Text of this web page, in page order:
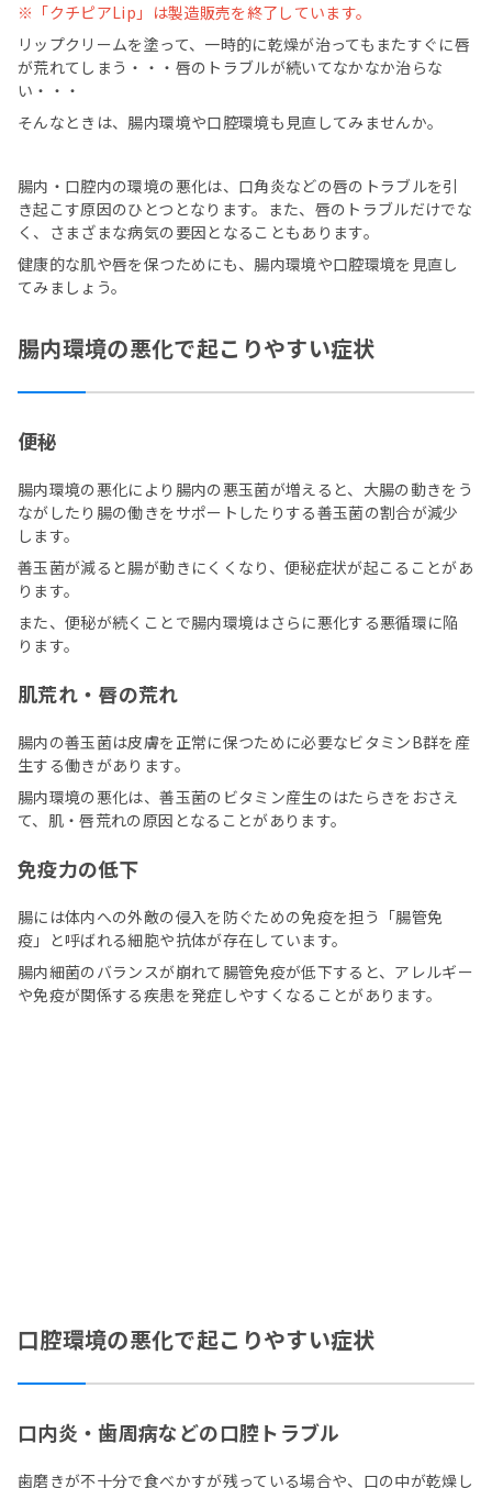
※「クチピアLip」は製造販売を終了しています。
リップクリームを塗って、一時的に乾燥が治ってもまたすぐに唇
が荒れてしまう・・・唇のトラブルが続いてなかなか治らな
い・・・
そんなときは、腸内環境や口腔環境も見直してみませんか。
腸内・口腔内の環境の悪化は、口角炎などの唇のトラブルを引
き起こす原因のひとつとなります。また、唇のトラブルだけでな
く、さまざまな病気の要因となることもあります。
健康的な肌や唇を保つためにも、腸内環境や口腔環境を見直し
てみましょう。
腸内環境の悪化で起こりやすい症状
便秘
腸内環境の悪化により腸内の悪玉菌が増えると、大腸の動きをう
ながしたり腸の働きをサポートしたりする善玉菌の割合が減少
します。
善玉菌が減ると腸が動きにくくなり、便秘症状が起こることがあ
ります。
また、便秘が続くことで腸内環境はさらに悪化する悪循環に陥
ります。
肌荒れ・唇の荒れ
腸内の善玉菌は皮膚を正常に保つために必要なビタミンB群を産
生する働きがあります。
腸内環境の悪化は、善玉菌のビタミン産生のはたらきをおさえ
て、肌・唇荒れの原因となることがあります。
免疫力の低下
腸には体内への外敵の侵入を防ぐための免疫を担う「腸管免
疫」と呼ばれる細胞や抗体が存在しています。
腸内細菌のバランスが崩れて腸管免疫が低下すると、アレルギー
や免疫が関係する疾患を発症しやすくなることがあります。
口腔環境の悪化で起こりやすい症状
口内炎・歯周病などの口腔トラブル
歯磨きが不十分で食べかすが残っている場合や、口の中が乾燥し